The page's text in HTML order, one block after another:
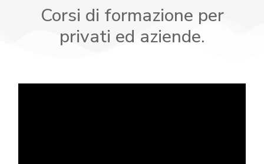
Corsi di formazione per
privati ed aziende.